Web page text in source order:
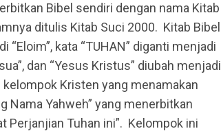
Bibel sendiri dengan nama Kitab
ditulis Kitab Suci 2000. Kitab Bibel
“Eloim”, kata “TUHAN” diganti menjadi
dan “Yesus Kristus” diubah menjadi
kelompok Kristen yang menamakan
Nama Yahweh” yang menerbitkan
Perjanjian Tuhan ini”. Kelompok ini